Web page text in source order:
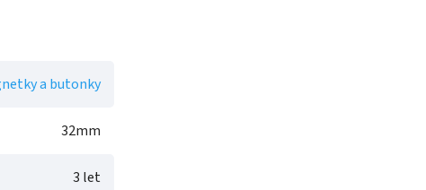
a butonky
32mm
3 let